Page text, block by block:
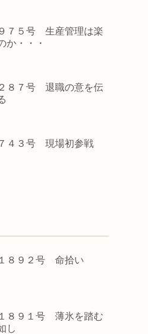
７５号 生産管理は楽
か・・・
８７号 退職の意を伝
４３号 現場初参戦
８９２号 命拾い
８９１号 薄氷を踏む
し